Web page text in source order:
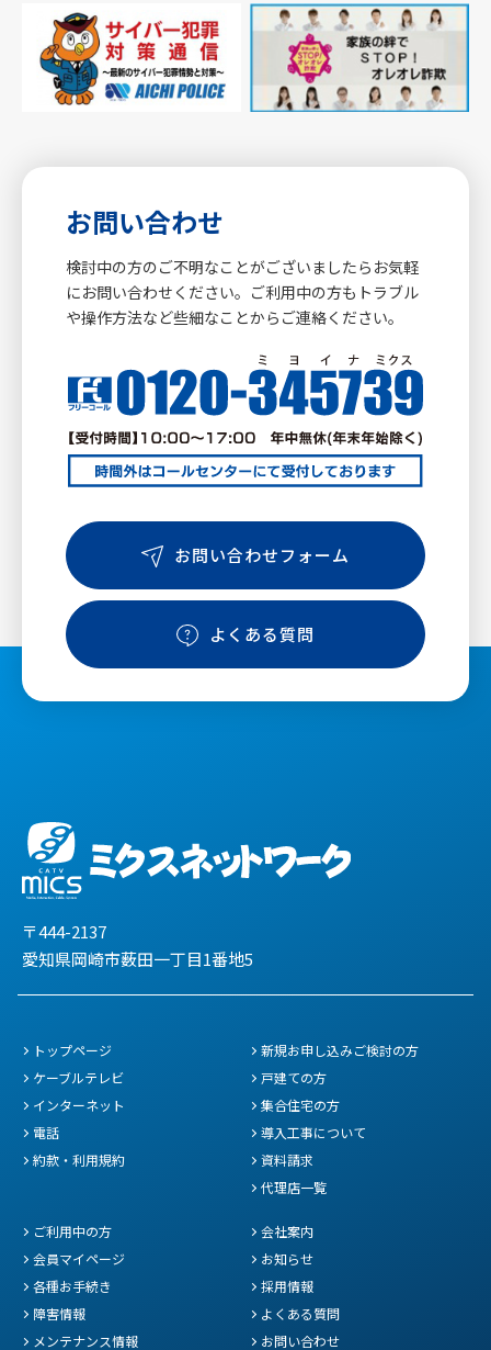
お問い合わせ
検討中の方のご不明なことがございましたらお気軽
にお問い合わせください。ご利用中の方もトラブル
や操作方法など些細なことからご連絡ください。
お問い合わせフォーム
よくある質問
〒444-2137
愛知県岡崎市薮田一丁目1番地5
トップページ
ケーブルテレビ
インターネット
電話
約款・利用規約
新規お申し込みご検討の方
戸建ての方
集合住宅の方
導入工事について
資料請求
代理店一覧
ご利用中の方
会員マイページ
各種お手続き
障害情報
メンテナンス情報
会社案内
お知らせ
採用情報
よくある質問
お問い合わせ